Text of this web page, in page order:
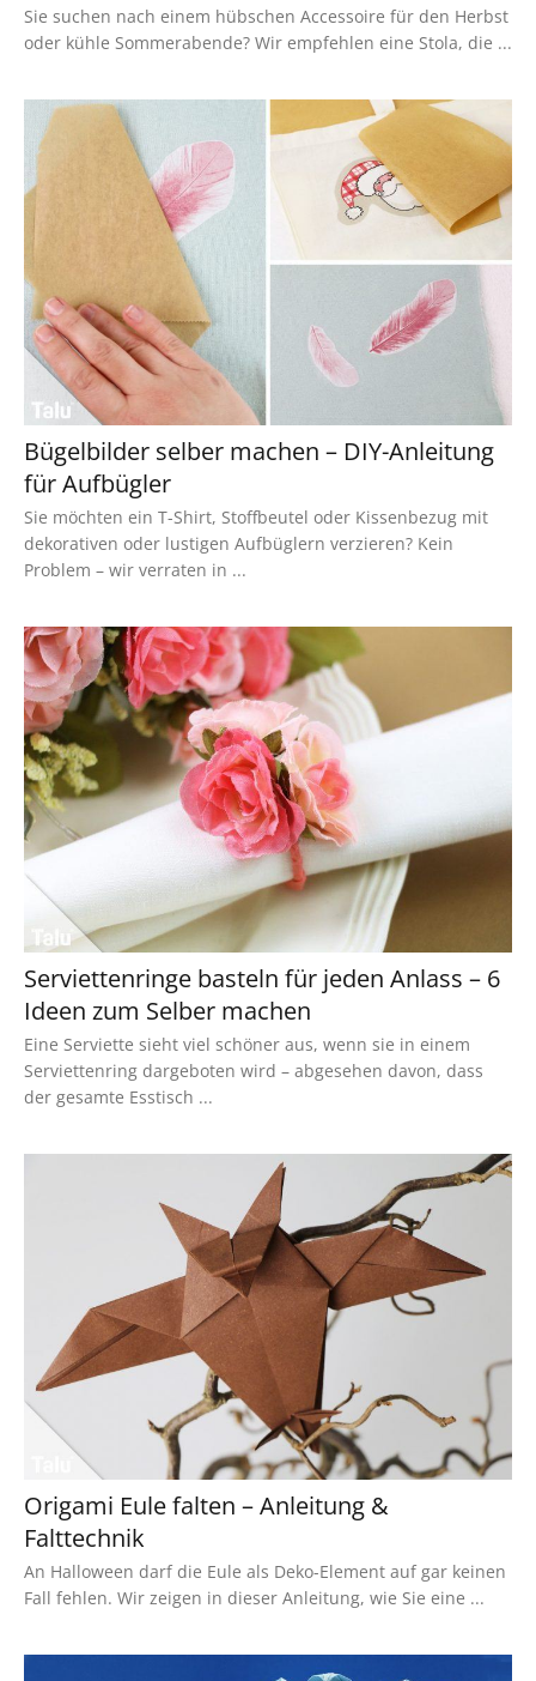
Sie suchen nach einem hübschen Accessoire für den Herbst
oder kühle Sommerabende? Wir empfehlen eine Stola, die ...
Bügelbilder selber machen – DIY-Anleitung
für Aufbügler
Sie möchten ein T-Shirt, Stoffbeutel oder Kissenbezug mit
dekorativen oder lustigen Aufbüglern verzieren? Kein
Problem – wir verraten in ...
Serviettenringe basteln für jeden Anlass – 6
Ideen zum Selber machen
Eine Serviette sieht viel schöner aus, wenn sie in einem
Serviettenring dargeboten wird – abgesehen davon, dass
der gesamte Esstisch ...
Origami Eule falten – Anleitung &
Falttechnik
An Halloween darf die Eule als Deko-Element auf gar keinen
Fall fehlen. Wir zeigen in dieser Anleitung, wie Sie eine ...